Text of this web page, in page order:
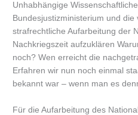
Unhabhängige
Bundesjustizministerium und
strafrechtliche Aufarbeitung der
Nachkriegszeit aufzuklären
noch? Wen erreicht die
Erfahren wir nun noch einmal
bekannt war – wenn man es
Für die Aufarbeitung des